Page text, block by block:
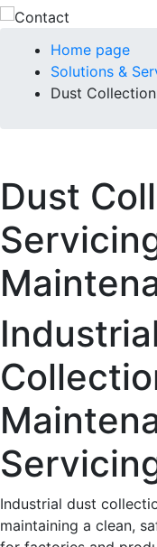
Home page
Solutions &
Dust
Dust
Industrial dust
maintaining a clean,